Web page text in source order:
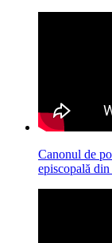
Canonul de
episcopală